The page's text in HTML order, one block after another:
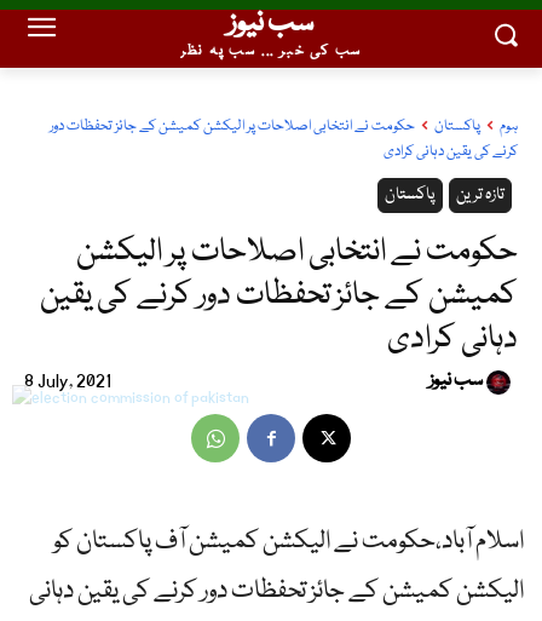
سب نیوز
سب کی خبر ... سب پہ نظر
ہوم پاکستان
حکومت نے انتخابی اصلاحات پر الیکشن کمیشن کے جائز تحفظات دور
کرنے کی یقین دہانی کرادی
پاکستان تازہ ترین
حکومت نے انتخابی اصلاحات پر الیکشن
کمیشن کے جائز تحفظات دور کرنے کی یقین
دہانی کرادی
8 July, 2021 سب نیوز
اسلام آباد،حکومت نے الیکشن کمیشن آف پاکستان کو
الیکشن کمیشن کے جائز تحفظات دور کرنے کی یقین دہانی